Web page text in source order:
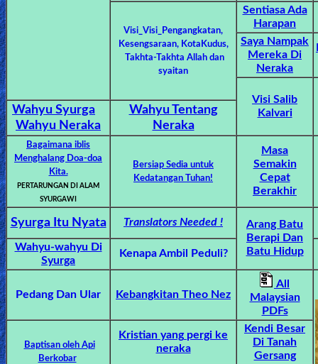
Witch
🎞
X-
Muslim
MP3
Bible
🎞
Bible
Movies
🎞
Visi_Visi_Pengangkatan,
Kesengsaraan, KotaKudus,
Takhta-Takhta Allah dan
syaitan
Sentiasa Ada
Harapan
Saya Nampak
Mereka Di
Neraka
Visi Salib
Kalvari
Wahyu Syurga
Wahyu Neraka
Wahyu Tentang
Neraka
Bagaimana iblis
Menghalang Doa-doa
Kita.
PERTARUNGAN DI ALAM
SYURGAWI
Bersiap Sedia untuk
Kedatangan Tuhan!
Masa
Semakin
Cepat
Berakhir
Syurga Itu Nyata Translators Needed !
Arang Batu
Berapi Dan
Batu Hidup
Wahyu-wahyu Di
Syurga
Kenapa Ambil Peduli?
Pedang Dan Ular Kebangkitan Theo Nez
All
Malaysian
PDFs
Baptisan oleh Api
Berkobar
Kristian yang pergi ke
neraka
Kendi Besar
Di Tanah
Gersang